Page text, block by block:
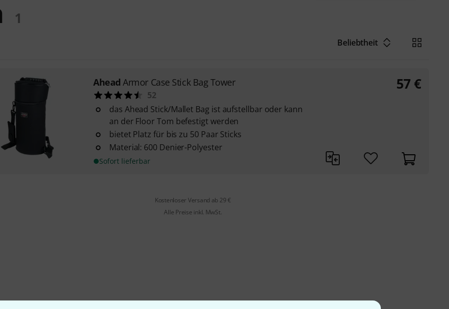
1
Beliebtheit
Ahead Armor Case Stick Bag Tower
52
das Ahead Stick/Mallet Bag ist aufstellbar oder kann
an der Floor Tom befestigt werden
bietet Platz für bis zu 50 Paar Sticks
Material: 600 Denier-Polyester
Sofort lieferbar
57 €
Kostenloser Versand ab 29 €
Alle Preise inkl. MwSt.